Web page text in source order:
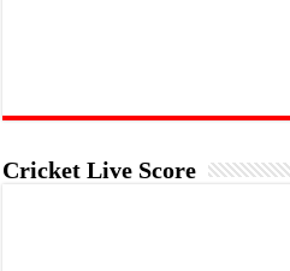
Cricket Live Score